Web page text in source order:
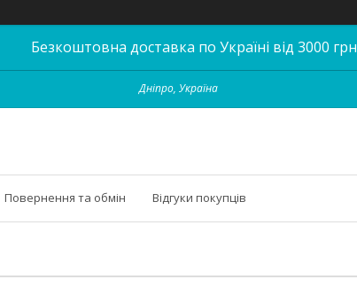
Безкоштовна доставка по Україні від 3000 грн
Дніпро, Україна
Повернення та обмін Відгуки покупців